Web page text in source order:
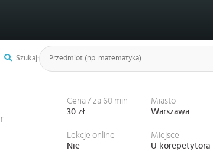
Szukaj:
Cena / za 60 min
30 zł
Lekcje online
Nie
Miasto
Warszawa
Miejsce
U korepetytora